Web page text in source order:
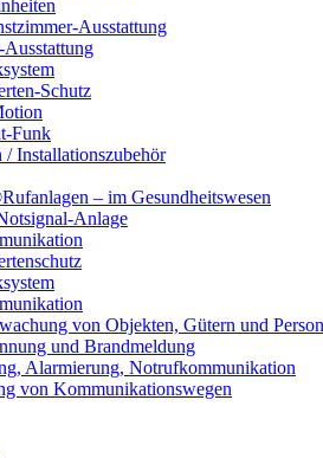
Ausstattung
Schutz
Funk
/ Installationszubehör
– im Gesundheitswesen
Anlage
von Objekten, Gütern und
und Brandmeldung
Alarmierung, Notrufkommunikation
von Kommunikationswegen